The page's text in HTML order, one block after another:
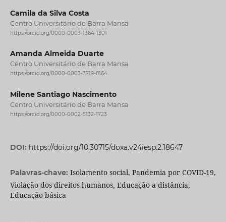
Camila da Silva Costa
Centro Universitário de Barra Mansa
https://orcid.org/0000-0003-1364-1301
Amanda Almeida Duarte
Centro Universitário de Barra Mansa
https://orcid.org/0000-0003-3719-8164
Milene Santiago Nascimento
Centro Universitário de Barra Mansa
https://orcid.org/0000-0002-5132-1723
DOI: https://doi.org/10.30715/doxa.v24iesp.2.18647
Palavras-chave: Isolamento social, Pandemia por COVID-19,
Violação dos direitos humanos, Educação a distância,
Educação básica